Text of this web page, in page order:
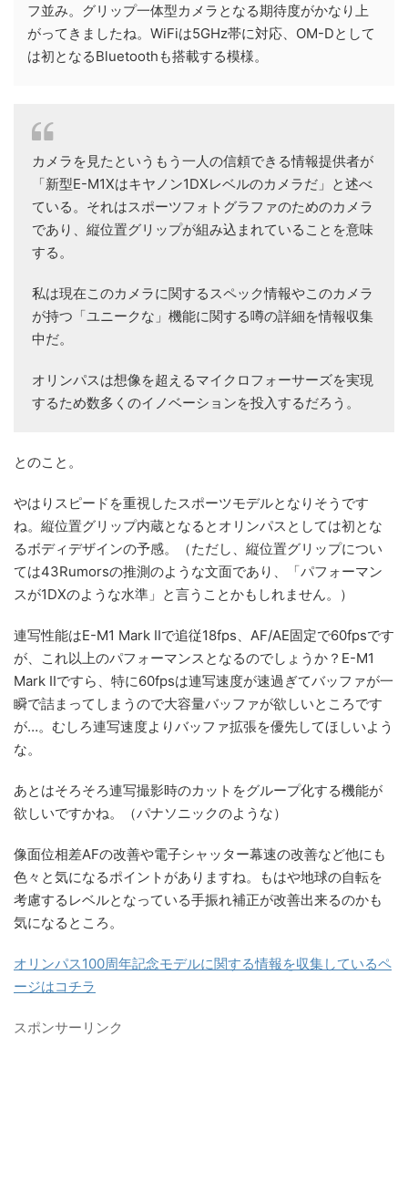
フ並み。グリップ一体型カメラとなる期待度がかなり上
がってきましたね。WiFiは5GHz帯に対応、OM-Dとして
は初となるBluetoothも搭載する模様。
カメラを見たというもう一人の信頼できる情報提供者が
「新型E-M1Xはキヤノン1DXレベルのカメラだ」と述べ
ている。それはスポーツフォトグラファのためのカメラ
であり、縦位置グリップが組み込まれていることを意味
する。
私は現在このカメラに関するスペック情報やこのカメラ
が持つ「ユニークな」機能に関する噂の詳細を情報収集
中だ。
オリンパスは想像を超えるマイクロフォーサーズを実現
するため数多くのイノベーションを投入するだろう。
とのこと。
やはりスピードを重視したスポーツモデルとなりそうです
ね。縦位置グリップ内蔵となるとオリンパスとしては初とな
るボディデザインの予感。（ただし、縦位置グリップについ
ては43Rumorsの推測のような文面であり、「パフォーマン
スが1DXのような水準」と言うことかもしれません。）
連写性能はE-M1 Mark IIで追従18fps、AF/AE固定で60fpsです
が、これ以上のパフォーマンスとなるのでしょうか？E-M1
Mark IIですら、特に60fpsは連写速度が速過ぎてバッファが一
瞬で詰まってしまうので大容量バッファが欲しいところです
が…。むしろ連写速度よりバッファ拡張を優先してほしいよう
な。
あとはそろそろ連写撮影時のカットをグループ化する機能が
欲しいですかね。（パナソニックのような）
像面位相差AFの改善や電子シャッター幕速の改善など他にも
色々と気になるポイントがありますね。もはや地球の自転を
考慮するレベルとなっている手振れ補正が改善出来るのかも
気になるところ。
オリンパス100周年記念モデルに関する情報を収集しているペ
ージはコチラ
スポンサーリンク